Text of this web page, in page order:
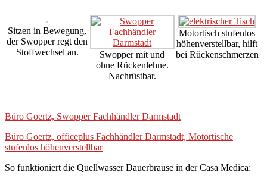
Sitzen in Bewegung,
der Swopper regt den
Stoffwechsel an.
Swopper mit und
ohne Rückenlehne.
Nachrüstbar.
Motortisch stufenlos
höhenverstellbar, hilft
bei Rückenschmerzen
Büro Goertz, Swopper Fachhändler Darmstadt
Büro Goertz, officeplus Fachhändler Darmstadt, Motortische
stufenlos höhenverstellbar
So funktioniert die Quellwasser Dauerbrause in der Casa Medica: